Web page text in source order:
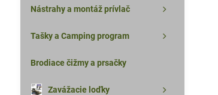
Nástrahy a montáž prívlač
Tašky a Camping program
Brodiace čižmy a prsačky
Zavážacie loďky